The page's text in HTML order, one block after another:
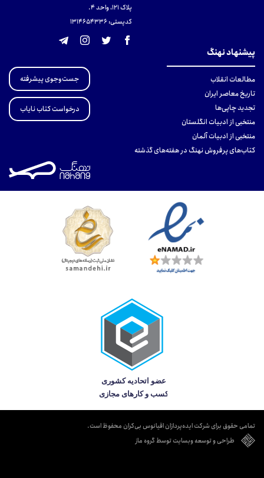
پلاک 121، واحد ۴.
کدپستی: 131465433۶
پیشنهاد نهنگ
مطالعات انقلاب
تاریخ معاصر ایران
تجدید چاپی‌ها
منتخبی از ادبیات انگلستان
منتخبی از ادبیات آلمان
کتاب‌های پرفروش نهنگ در هفته‌های گذشته
جست‌وجوی پیشرفته
درخواست کتاب نایاب
تمامی حقوق برای شرکت ایده‌پردازان اقیانوس بی‌کران محفوظ است.
طراحی و توسعه وبسایت توسط گروه ماز